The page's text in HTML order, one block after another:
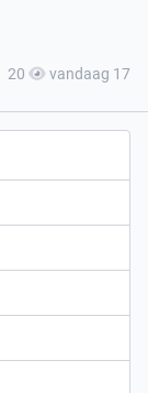
20 vandaag 17